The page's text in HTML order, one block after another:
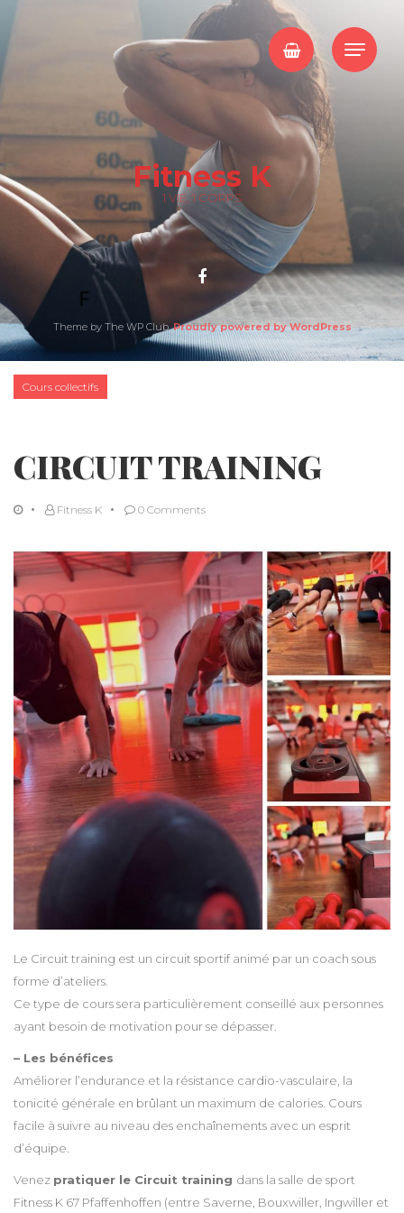
Fitness K
1 VIE, 1 CORPS
Theme by The WP Club.Proudly powered by WordPress
Cours collectifs
CIRCUIT TRAINING
Fitness K 0 Comments
Le Circuit training est un circuit sportif animé par un coach sous
forme d’ateliers.
Ce type de cours sera particulièrement conseillé aux personnes
ayant besoin de motivation pour se dépasser.
– Les bénéfices
Améliorer l’endurance et la résistance cardio-vasculaire, la
tonicité générale en brûlant un maximum de calories. Cours
facile à suivre au niveau des enchaînements avec un esprit
d’équipe.
Venez pratiquer le Circuit training dans la salle de sport
Fitness K 67 Pfaffenhoffen (entre Saverne, Bouxwiller, Ingwiller et